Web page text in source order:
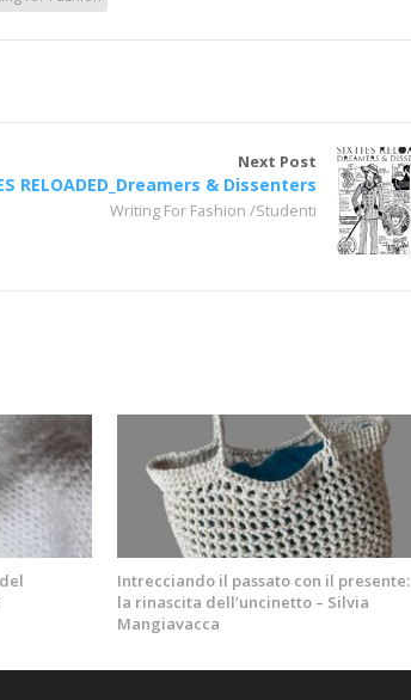
Next Post
RELOADED_Dreamers & Dissenters
Writing For Fashion /Studenti
Intrecciando il passato con il presente:
la rinascita dell’uncinetto – Silvia
Mangiavacca